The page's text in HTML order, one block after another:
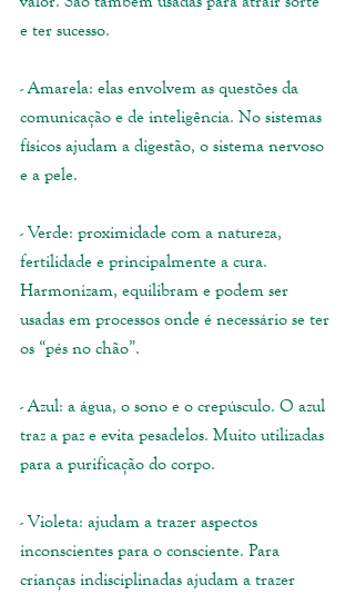
e ter sucesso.
- Amarela: elas envolvem as questões da
comunicação e de inteligência. No sistemas
físicos ajudam a digestão, o sistema nervoso
e a pele.
- Verde: proximidade com a natureza,
fertilidade e principalmente a cura.
Harmonizam, equilibram e podem ser
usadas em processos onde é necessário se ter
os “pés no chão”.
- Azul: a água, o sono e o crepúsculo. O azul
traz a paz e evita pesadelos. Muito utilizadas
para a purificação do corpo.
- Violeta: ajudam a trazer aspectos
inconscientes para o consciente. Para
crianças indisciplinadas ajudam a trazer